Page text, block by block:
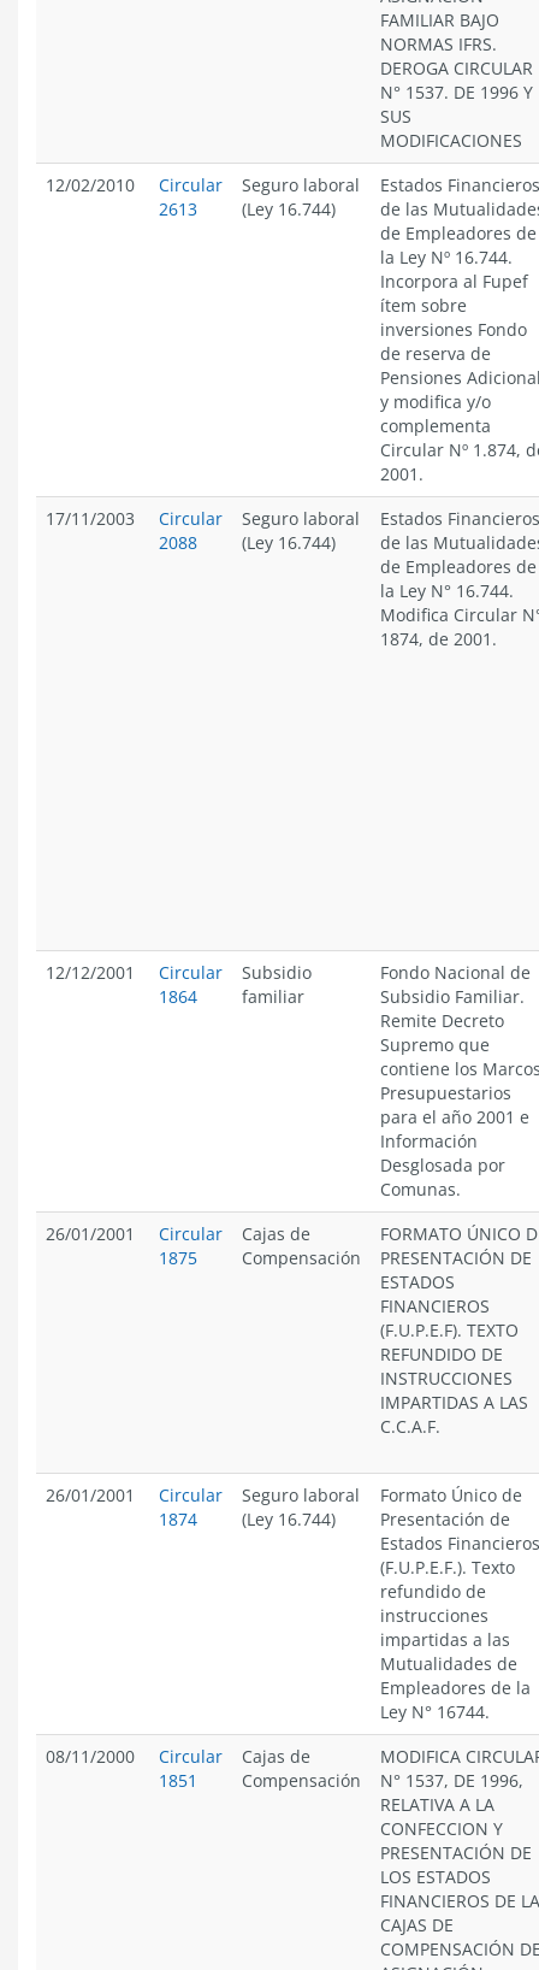
FAMILIAR BAJO
NORMAS IFRS.
DEROGA CIRCULAR
N° 1537. DE 1996 Y
SUS
MODIFICACIONES
12/02/2010
Circular
2613
Seguro laboral
(Ley 16.744)
Estados Financieros
de las
de Empleadores de
la Ley Nº 16.744.
Incorpora al Fupef
ítem sobre
inversiones Fondo
de reserva de
Pensiones
y modifica y/o
complementa
Circular Nº 1.874,
2001.
17/11/2003
Circular
2088
Seguro laboral
(Ley 16.744)
Estados Financieros
de las
de Empleadores de
la Ley N° 16.744.
Modifica Circular
1874, de 2001.
12/12/2001
Circular
1864
Subsidio
familiar
Fondo Nacional de
Subsidio Familiar.
Remite Decreto
Supremo que
contiene los
Presupuestarios
para el año 2001 e
Información
Desglosada por
Comunas.
26/01/2001
Circular
1875
Cajas de
Compensación
FORMATO ÚNICO
PRESENTACIÓN DE
ESTADOS
FINANCIEROS
(F.U.P.E.F). TEXTO
REFUNDIDO DE
INSTRUCCIONES
IMPARTIDAS A LAS
C.C.A.F.
26/01/2001
Circular
1874
Seguro laboral
(Ley 16.744)
Formato Único de
Presentación de
Estados Financieros
(F.U.P.E.F.). Texto
refundido de
instrucciones
impartidas a las
Mutualidades de
Empleadores de la
Ley N° 16744.
08/11/2000
Circular
1851
Cajas de
Compensación
MODIFICA
N° 1537, DE 1996,
RELATIVA A LA
CONFECCION Y
PRESENTACIÓN DE
LOS ESTADOS
FINANCIEROS DE
CAJAS DE
COMPENSACIÓN